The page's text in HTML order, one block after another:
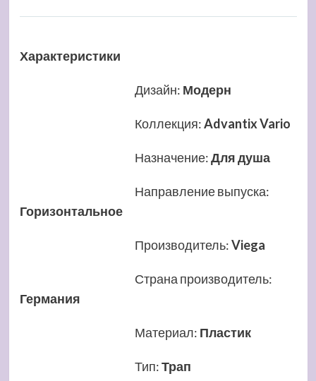
Характеристики
Дизайн: Модерн
Коллекция:Advantix Vario
Назначение:Для душа
Направление выпуска:
Горизонтальное
Производитель:Viega
Страна производитель:
Германия
Материал: Пластик
Тип:Трап